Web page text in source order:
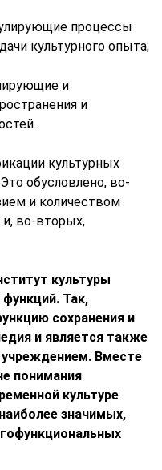
процессы
культурного опыта;
и
и
культурных
обусловлено, во-
и количеством
и, во-вторых,
культуры
Так,
сохранения и
и является также
Вместе
понимания
культуре
значимых,